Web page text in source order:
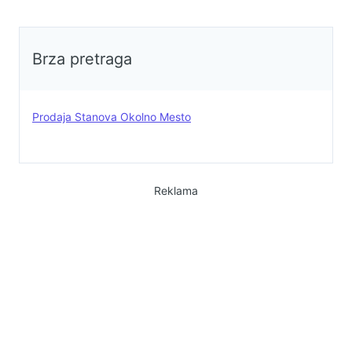
Brza pretraga
Prodaja Stanova Okolno Mesto
Reklama